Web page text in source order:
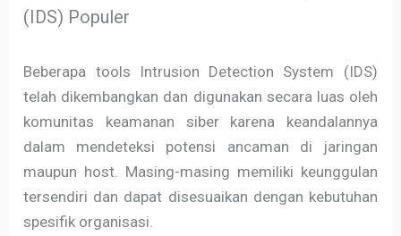
(IDS) Populer
Beberapa tools Intrusion Detection System (IDS)
telah dikembangkan dan digunakan secara luas oleh
komunitas keamanan siber karena keandalannya
dalam mendeteksi potensi ancaman di jaringan
maupun host. Masing-masing memiliki keunggulan
tersendiri dan dapat disesuaikan dengan kebutuhan
spesifik organisasi.